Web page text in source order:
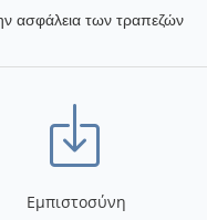
ασφάλεια των τραπεζών
Eμπιστοσύνη